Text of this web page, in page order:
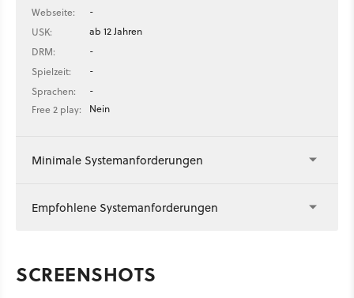
Webseite:
-
USK:
ab 12 Jahren
DRM:
-
Spielzeit:
-
Sprachen:
-
Free 2 play:
Nein
Minimale Systemanforderungen
Empfohlene Systemanforderungen
SCREENSHOTS